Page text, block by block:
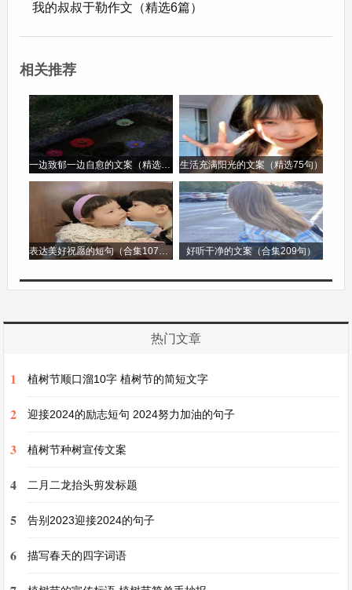
“不要啊!”小熊疼得从梦中惊醒，它摸摸自己的牙
齿，心想：以后可不能吃太多甜食了。从那以后，
《小松鼠的新朋友》
小松鼠住在一棵高高的松树上，它很孤单，没有朋
一天，小松鼠看到一只小鸟受伤了，落在了树下。
在小松鼠的照顾下，小鸟的伤很快就好了。小鸟为
了感谢小松鼠，每天都来陪它玩，给它唱歌。
后来，小鸟还带来了其他的小动物，有小兔子、小
猴子和小鹿。它们一起在森林里玩耍，小松鼠再也
小松鼠明白了，只要自己愿意付出爱心，就能交到
《小花猫照镜子》
我的叔叔于勒作文（精选6篇）
相关推荐
一边致郁一边自愈的文案（精选96句） 生活充满阳光的文案（精选75句）
表达美好祝愿的短句（合集107句） 好听干净的文案（合集209句）
热门文章
1 植树节顺口溜10字 植树节的简短文字
2 迎接2024的励志短句 2024努力加油的句子
3 植树节种树宣传文案
4 二月二龙抬头剪发标题
5 告别2023迎接2024的句子
6 描写春天的四字词语